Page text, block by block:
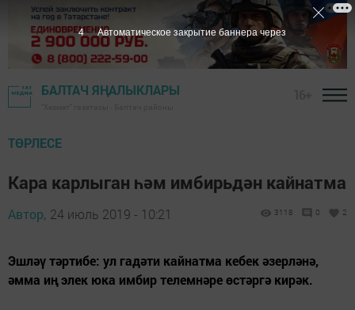
БАЛТАЧ ЯҢАЛЫКЛАРЫ
ТӨРЛЕСЕ
Кара карлыган һәм имбирьдән кайнатма
Автор, 24 июль 2019 - 10:21 3118 0 2
Эшләү тәртибе: ул гадәти кайнатма кебек әзерләнә,
әмма иң элек юка имбир телемнәре өстәргә кирәк.
3 Автоматическое закрытие баннера через